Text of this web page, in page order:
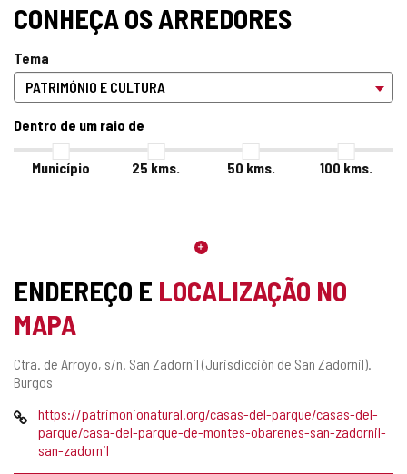
CONHEÇA OS ARREDORES
Tema
Dentro de um raio de
Município 25 kms. 50 kms. 100 kms.
ENDEREÇO E LOCALIZAÇÃO NO
MAPA
Endereço
postal
Ctra. de Arroyo, s/n. San Zadornil (Jurisdicción de San Zadornil).
Burgos
Pagina
web
https://patrimonionatural.org/casas-del-parque/casas-del-
parque/casa-del-parque-de-montes-obarenes-san-zadornil-
san-zadornil